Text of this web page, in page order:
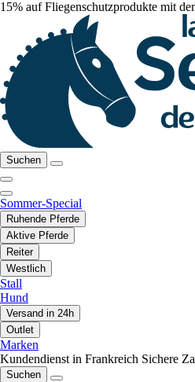
15% auf Fliegenschutzprodukte mit
Suchen
Sommer-Special
Ruhende Pferde
Aktive Pferde
Reiter
Westlich
Stall
Hund
Versand in 24h
Outlet
Marken
Kundendienst in Frankreich Sichere
Suchen